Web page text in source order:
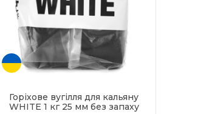
Горіхове вугілля для кальяну
WHITE 1 кг 25 мм без запаху